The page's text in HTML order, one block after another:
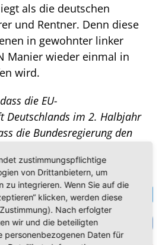
als die deutschen
und Rentner. Denn diese
in gewohnter linker
Manier wieder einmal in
wird.
die EU-
Deutschlands im 2. Halbjahr
die Bundesregierung den
sich als Zahlmeister groß
die Wähler in Zukunft nur
verhindern“, so Joachim
Sprecher der AfD-
abschließend.
zustimmungspflichtige
von Drittanbietern, um
zu integrieren. Wenn Sie auf die
klicken, werden diese
Nach erfolgter
wir und die beteiligten
personenbezogenen Daten für